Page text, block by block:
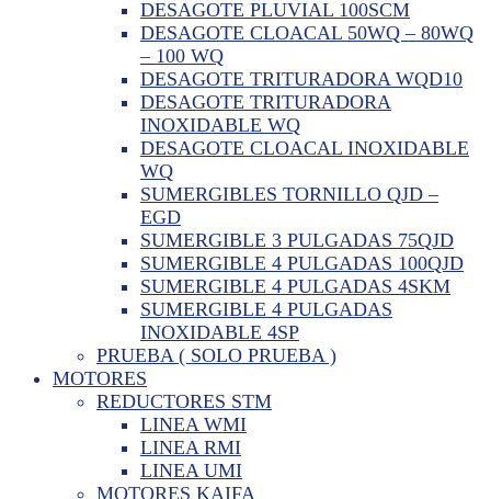
DESAGOTE PLUVIAL 100SCM
DESAGOTE CLOACAL 50WQ – 80WQ
– 100 WQ
DESAGOTE TRITURADORA WQD10
DESAGOTE TRITURADORA
INOXIDABLE WQ
DESAGOTE CLOACAL INOXIDABLE
WQ
SUMERGIBLES TORNILLO QJD –
EGD
SUMERGIBLE 3 PULGADAS 75QJD
SUMERGIBLE 4 PULGADAS 100QJD
SUMERGIBLE 4 PULGADAS 4SKM
SUMERGIBLE 4 PULGADAS
INOXIDABLE 4SP
PRUEBA ( SOLO PRUEBA )
MOTORES
REDUCTORES STM
LINEA WMI
LINEA RMI
LINEA UMI
MOTORES KAIFA